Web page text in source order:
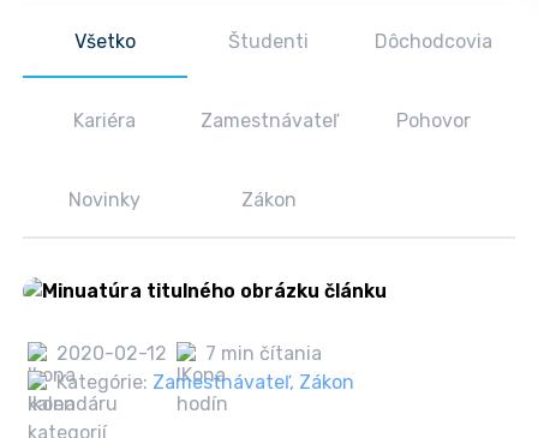
Všetko Študenti Dôchodcovia
Kariéra Zamestnávateľ Pohovor
Novinky Zákon
2020-02-12
7 min čítania
Kategórie: Zamestnávateľ, Zákon